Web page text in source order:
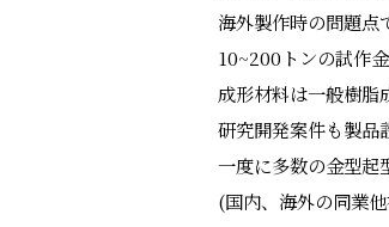
海外製作時の問題点
10~200トンの試作
成形材料は一般樹脂
研究開発案件も製品
一度に多数の金型
(国内、海外の同業